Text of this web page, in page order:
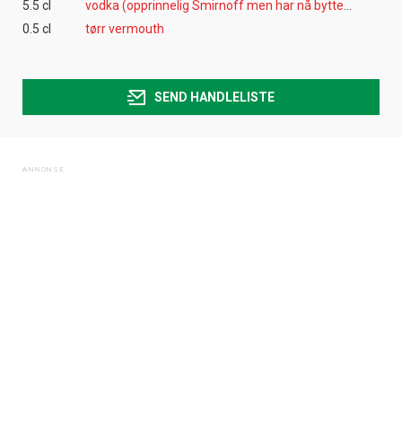
5.5 cl
0.5 cl
tørr vermouth
SEND HANDLELISTE